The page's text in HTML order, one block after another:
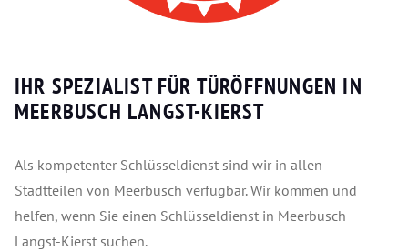
IHR SPEZIALIST FÜR TÜRÖFFNUNGEN IN
MEERBUSCH LANGST-KIERST
Als kompetenter Schlüsseldienst sind wir in allen
Stadtteilen von Meerbusch verfügbar. Wir kommen und
helfen, wenn Sie einen Schlüsseldienst in Meerbusch
Langst-Kierst suchen.